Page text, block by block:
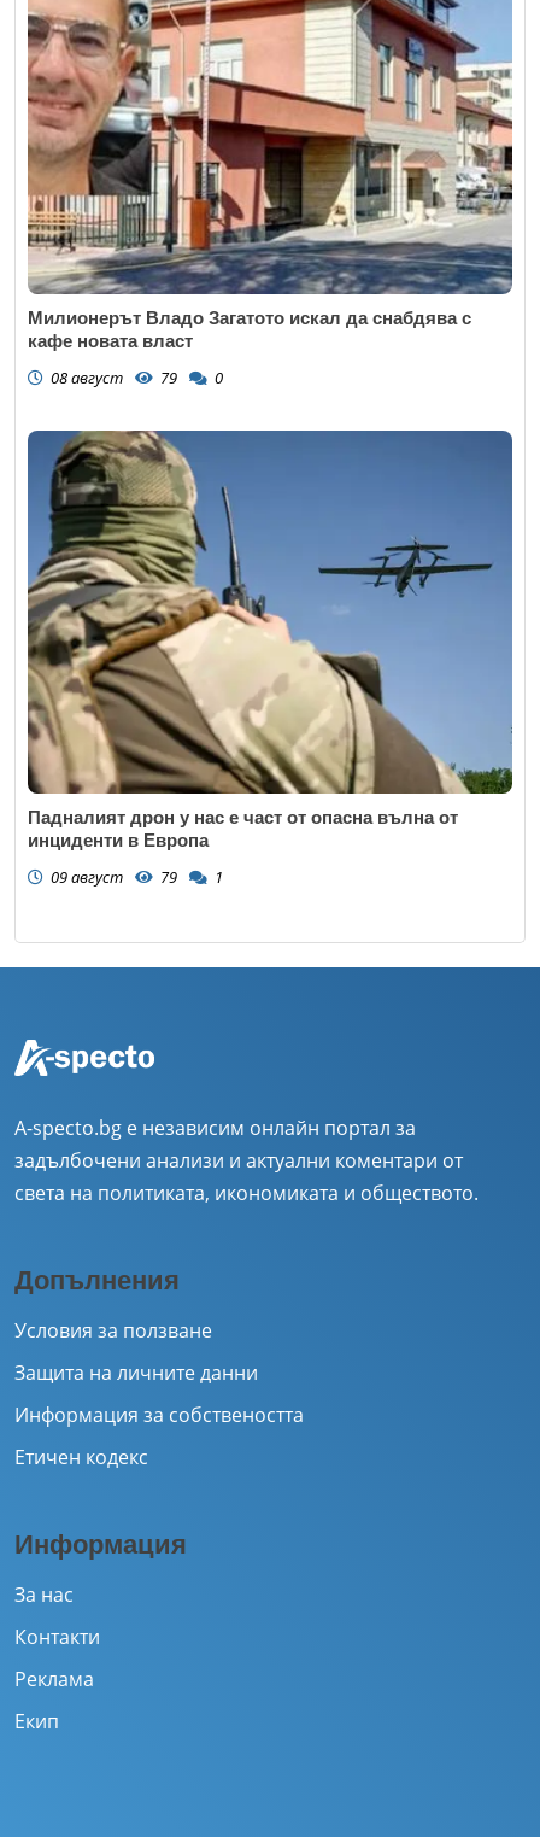
Милионерът Владо Загатото искал да снабдява с
кафе новата власт
08 август 79 0
Падналият дрон у нас е част от опасна вълна от
инциденти в Европа
09 август 79 1
A-specto.bg е независим онлайн портал за
задълбочени анализи и актуални коментари от
света на политиката, икономиката и обществото.
Допълнения
Условия за ползване
Защита на личните данни
Информация за собствеността
Етичен кодекс
Информация
За нас
Контакти
Реклама
Екип